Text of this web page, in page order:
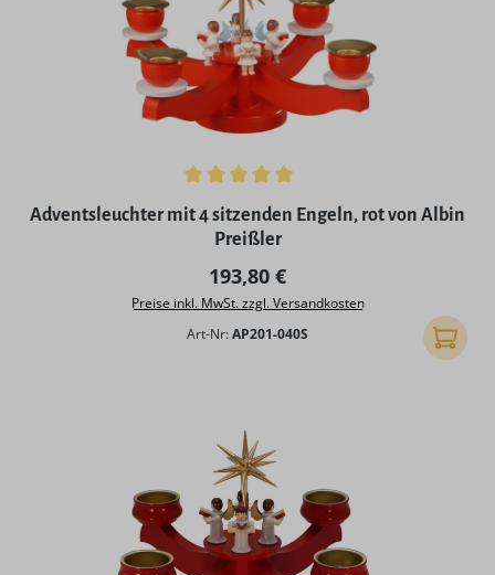
Durchschnittliche Bewertung von 5 von 5 Sternen
Adventsleuchter mit 4 sitzenden Engeln, rot von Albin
Preißler
Regulärer Preis:
193,80 €
Preise inkl. MwSt. zzgl. Versandkosten
Art-Nr:AP201-040S In den